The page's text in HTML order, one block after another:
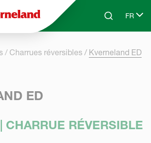
Skip to main contentSearchFR
Select
Charrues réversibles Kverneland ED
ED
CHARRUE RÉVERSIBLE
cookies